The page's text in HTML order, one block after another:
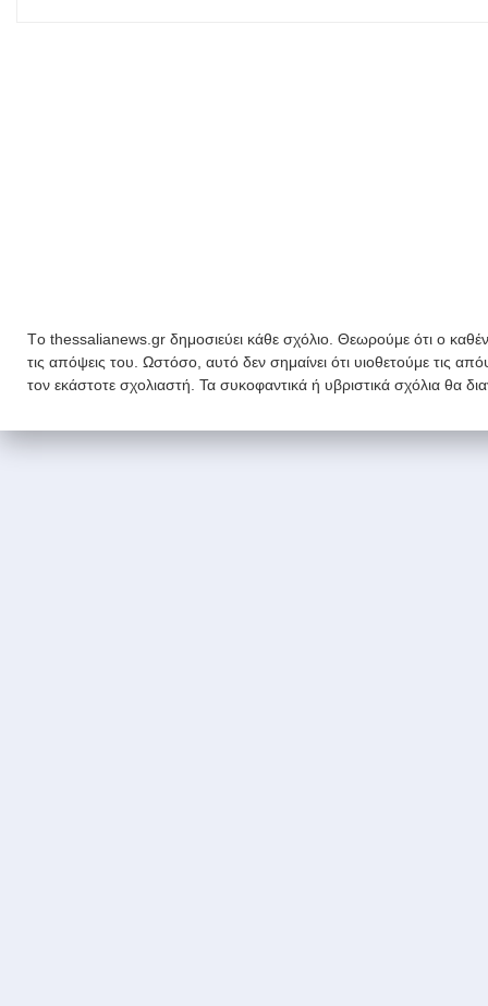
Tο thessalianews.gr δημοσιεύει κάθε σχόλιο. Θεωρούμε ότι ο
τις απόψεις του. Ωστόσο, αυτό δεν σημαίνει ότι υιοθετούμε τις
τον εκάστοτε σχολιαστή. Τα συκοφαντικά ή υβριστικά σχόλια θα